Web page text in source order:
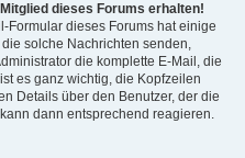
dieses Forums erhalten!
Formular dieses Forums hat einige
solche Nachrichten senden,
die komplette E-Mail, die
es ganz wichtig, die Kopfzeilen
Details über den Benutzer, der die
dann entsprechend reagieren.